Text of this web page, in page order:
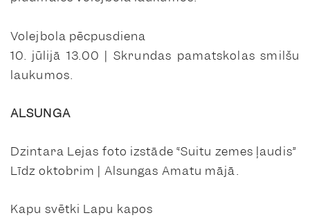
Volejbola pēcpusdiena
10. jūlijā 13.00 | Skrundas pamatskolas smilšu
laukumos.
ALSUNGA
Dzintara Lejas foto izstāde “Suitu zemes ļaudis”
Līdz oktobrim | Alsungas Amatu mājā.
Kapu svētki Lapu kapos